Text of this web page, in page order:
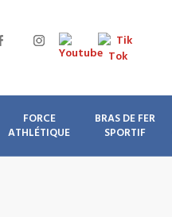
FORCE
ATHLÉTIQUE
BRAS DE FER
SPORTIF